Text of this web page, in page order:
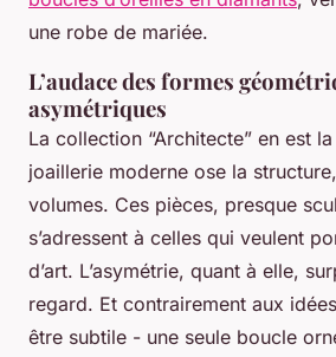
une robe de mariée.
L’audace des formes
asymétriques
La collection “Architecte” en est
joaillerie moderne ose la
volumes. Ces pièces, presque
s’adressent à celles qui veulent
d’art. L’asymétrie, quant à elle,
regard. Et contrairement aux
être subtile - une seule boucle